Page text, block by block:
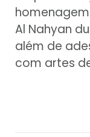
Al Nahyan
além de
com artes